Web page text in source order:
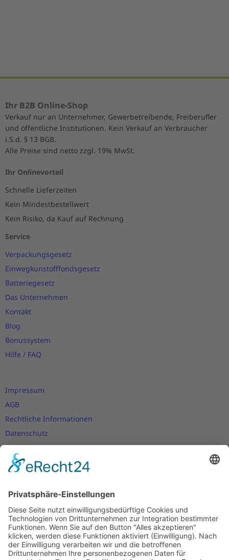
Ihr B2B Online-Shop
Verkauf nur an Unternehmer, Gewerbetreibende, Freiberufler
und öffentliche Institutionen. Kein Verkauf an Verbraucher
i.S.d. § 13 BGB.
Alle Preise sind netto zzgl. 19% MwSt.
Ihr Onlinevorteil
Schnelle Lieferzeiten
Kein Mindestbestellwert
Kein Risiko, da Kauf auf Rechnung
Service
Verpackungsgesetz
Einwegkunstofffondsgesetz
Batteriegesetz
Das Unternehmen
Kontakt
Blog
Bonussystem
Hilfe / FAQ
Impressum
AGB
Rechtliche Informationen
Datenschutz
Nutzungsbedingungen
Versand- und Zahlungsbedingungen
Cookie-Einstellungen
Newsletter
Verpassen Sie keine Neuigkeiten,
Angebote und Gutscheine!